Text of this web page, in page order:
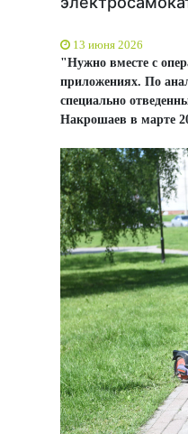
13 июня 2026
"Нужно вместе с
приложениях. По
специально
Накрошаев в марте